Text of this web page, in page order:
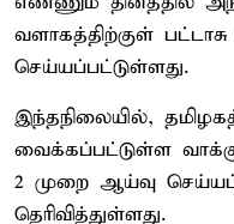
வளாகத்திற்குள்
செய்யப்பட்டுள்ளது.
இந்தநிலையில்,
வைக்கப்பட்டுள்ள
2 முறை ஆய்வு
தெரிவித்துள்ளது.